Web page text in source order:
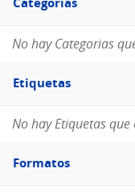
Categorias
No hay Categorias
Filtro
Etiquetas
Etiquetas
No hay Etiquetas
Filtro
Formatos
Formatos